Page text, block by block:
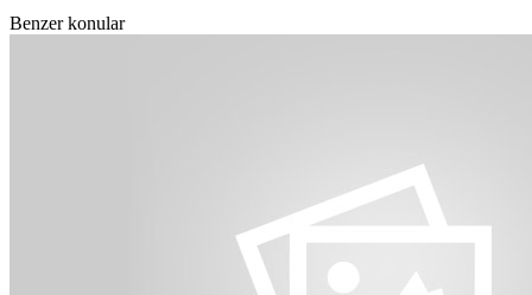
Benzer konular